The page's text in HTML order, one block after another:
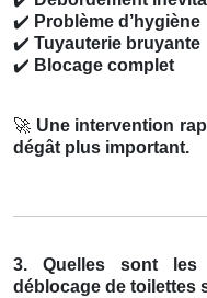
✔️ Problème d’hygiène
✔️ Tuyauterie bruyante
✔️ Blocage complet
🚀 Une intervention
dégât plus important.
3. Quelles sont les
déblocage de toilettes